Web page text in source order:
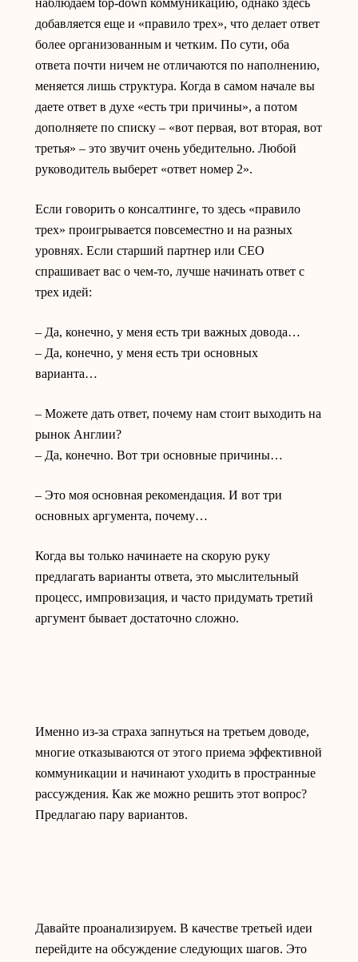
наблюдаем top-down коммуникацию, однако здесь
добавляется еще и «правило трех», что делает ответ
более организованным и четким. По сути, оба
ответа почти ничем не отличаются по наполнению,
меняется лишь структура. Когда в самом начале вы
даете ответ в духе «есть три причины», а потом
дополняете по списку – «вот первая, вот вторая, вот
третья» – это звучит очень убедительно. Любой
руководитель выберет «ответ номер 2».
Если говорить о консалтинге, то здесь «правило
трех» проигрывается повсеместно и на разных
уровнях. Если старший партнер или CEO
спрашивает вас о чем-то, лучше начинать ответ с
трех идей:
– Да, конечно, у меня есть три важных довода…
– Да, конечно, у меня есть три основных
варианта…
– Можете дать ответ, почему нам стоит выходить на
рынок Англии?
– Да, конечно. Вот три основные причины…
– Это моя основная рекомендация. И вот три
основных аргумента, почему…
Когда вы только начинаете на скорую руку
предлагать варианты ответа, это мыслительный
процесс, импровизация, и часто придумать третий
аргумент бывает достаточно сложно.
Именно из-за страха запнуться на третьем доводе,
многие отказываются от этого приема эффективной
коммуникации и начинают уходить в пространные
рассуждения. Как же можно решить этот вопрос?
Предлагаю пару вариантов.
Давайте проанализируем. В качестве третьей идеи
перейдите на обсуждение следующих шагов. Это